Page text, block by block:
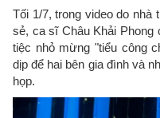
Tối 1/7, trong video do nhà
sẻ, ca sĩ Châu Khải
tiệc nhỏ mừng "tiểu công
dịp để hai bên gia đình và
họp.